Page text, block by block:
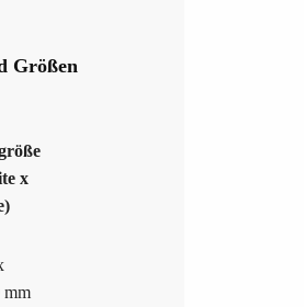
Größen
x
mm